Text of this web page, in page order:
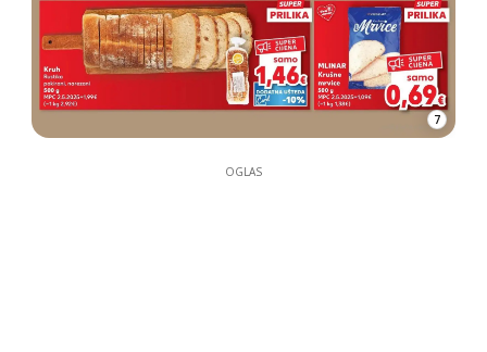
7
OGLAS